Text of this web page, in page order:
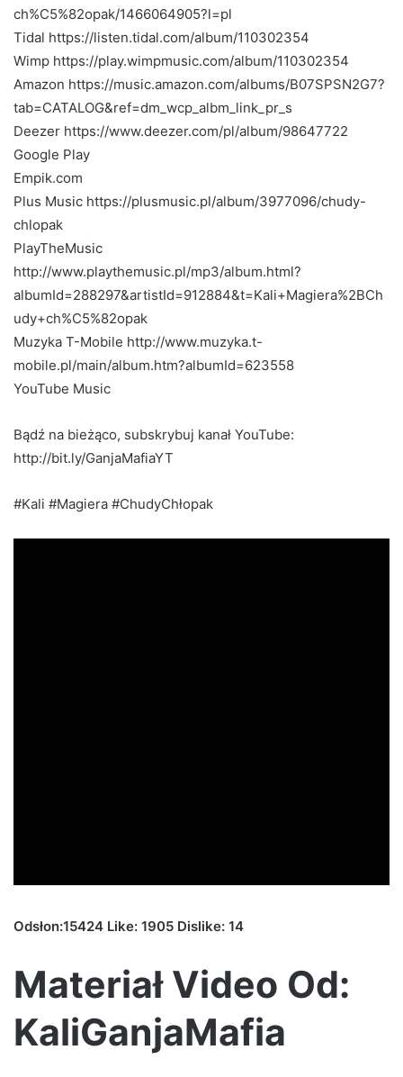
ch%C5%82opak/1466064905?l=pl
Tidal https://listen.tidal.com/album/110302354
Wimp https://play.wimpmusic.com/album/110302354
Amazon https://music.amazon.com/albums/B07SPSN2G7?
tab=CATALOG&ref=dm_wcp_albm_link_pr_s
Deezer https://www.deezer.com/pl/album/98647722
Google Play
Empik.com
Plus Music https://plusmusic.pl/album/3977096/chudy-
chlopak
PlayTheMusic
http://www.playthemusic.pl/mp3/album.html?
albumId=288297&artistId=912884&t=Kali+Magiera%2BCh
udy+ch%C5%82opak
Muzyka T-Mobile http://www.muzyka.t-
mobile.pl/main/album.htm?albumId=623558
YouTube Music
Bądź na bieżąco, subskrybuj kanał YouTube:
http://bit.ly/GanjaMafiaYT
#Kali #Magiera #ChudyChłopak
Odsłon:15424 Like: 1905 Dislike: 14
Materiał Video Od:
KaliGanjaMafia